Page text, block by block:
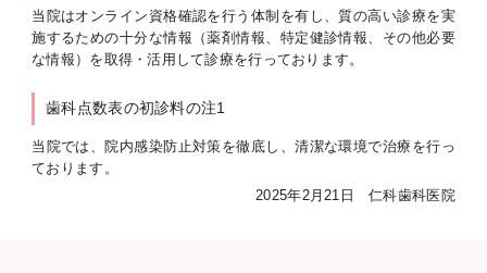
当院はオンライン資格確認を行う体制を有し、質の高い診療を実
施するための十分な情報（薬剤情報、特定健診情報、その他必要
な情報）を取得・活用して診療を行っております。
歯科点数表の初診料の注1
当院では、院内感染防止対策を徹底し、清潔な環境で治療を行っ
ております。
2025年2月21日 仁科歯科医院